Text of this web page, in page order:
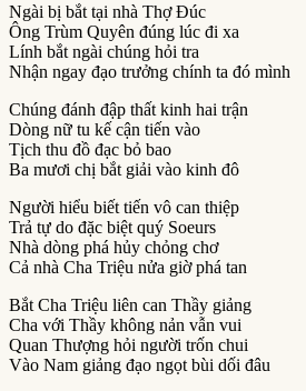
Ngài bị bắt tại nhà Thợ Ðúc
Ông Trùm Quyên đúng lúc đi xa
Lính bắt ngài chúng hỏi tra
Nhận ngay đạo trưởng chính ta đó mình
Chúng đánh đập thất kinh hai trận
Dòng nữ tu kế cận tiến vào
Tịch thu đồ đạc bỏ bao
Ba mươi chị bắt giải vào kinh đô
Người hiểu biết tiến vô can thiệp
Trả tự do đặc biệt quý Soeurs
Nhà dòng phá hủy chỏng chơ
Cả nhà Cha Triệu nửa giờ phá tan
Bắt Cha Triệu liên can Thầy giảng
Cha với Thầy không nản vẫn vui
Quan Thượng hỏi người trốn chui
Vào Nam giảng đạo ngọt bùi dối đâu